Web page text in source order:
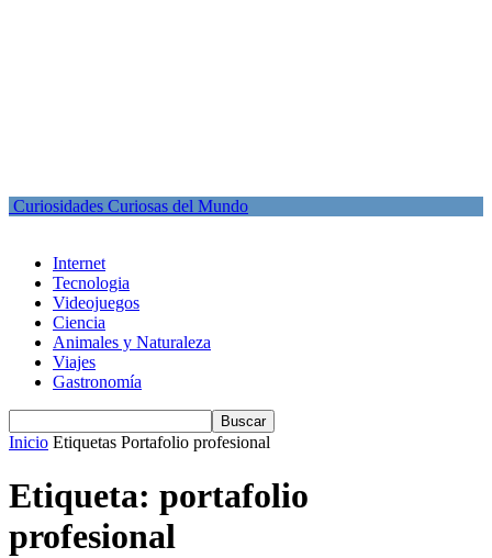
Curiosidades Curiosas del Mundo
Internet
Tecnologia
Videojuegos
Ciencia
Animales y Naturaleza
Viajes
Gastronomía
Inicio Etiquetas Portafolio profesional
Etiqueta: portafolio
profesional